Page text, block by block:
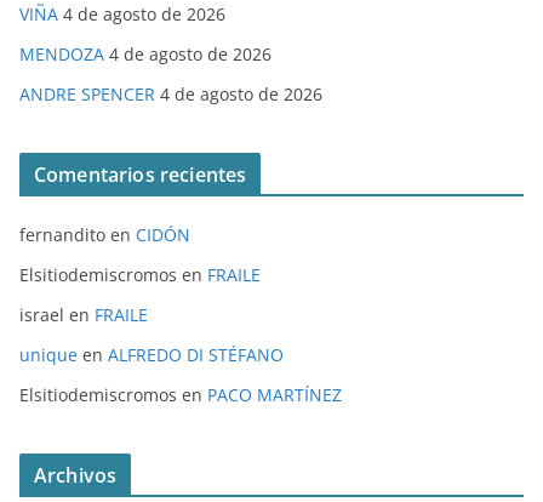
VIÑA 4 de agosto de 2026
MENDOZA 4 de agosto de 2026
ANDRE SPENCER 4 de agosto de 2026
Comentarios recientes
fernandito en CIDÓN
Elsitiodemiscromos en FRAILE
israel en FRAILE
unique en ALFREDO DI STÉFANO
Elsitiodemiscromos en PACO MARTÍNEZ
Archivos